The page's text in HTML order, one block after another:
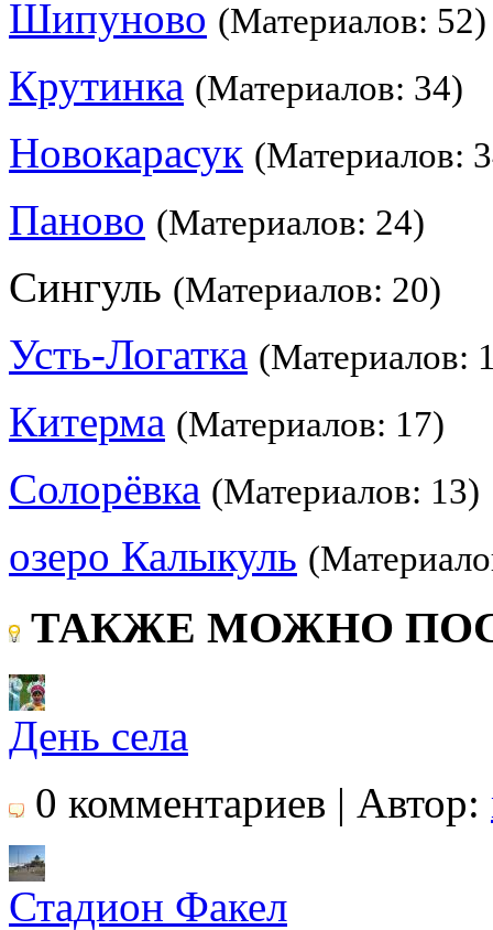
Шипуново (Материалов: 52)
Крутинка (Материалов: 34)
Новокарасук (Материалов:
Паново (Материалов: 24)
Сингуль (Материалов: 20)
Усть-Логатка (Материалов:
Китерма (Материалов: 17)
Солорёвка (Материалов: 13)
озеро Калыкуль
ТАКЖЕ МОЖНО
День села
0 комментариев | Автор:
Стадион Факел